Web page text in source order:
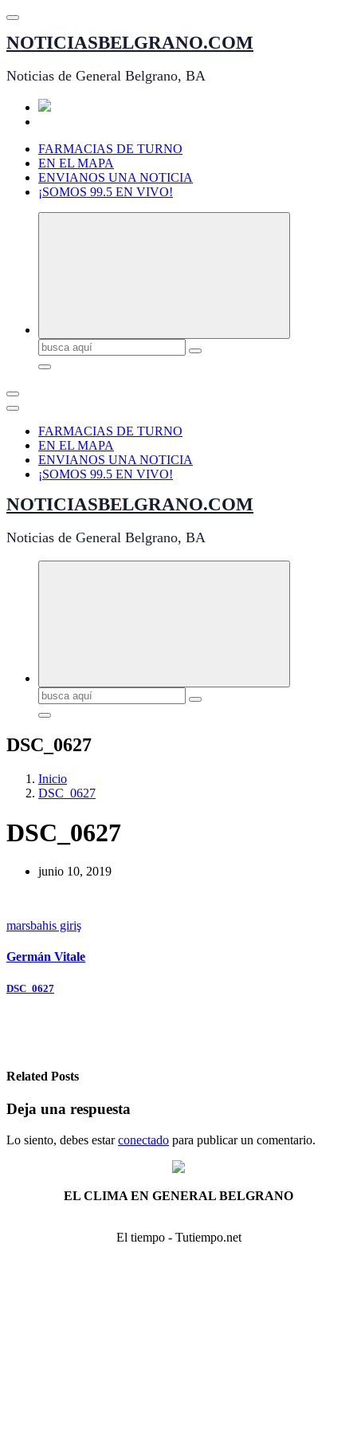
Saltar
contenido
NOTICIASBELGRANO.COM
Noticias de General Belgrano, BA
FARMACIAS DE TURNO
EN EL MAPA
ENVIANOS UNA NOTICIA
¡SOMOS 99.5 EN VIVO!
Buscar:
FARMACIAS DE TURNO
EN EL MAPA
ENVIANOS UNA NOTICIA
¡SOMOS 99.5 EN VIVO!
NOTICIASBELGRANO.COM
Noticias de General Belgrano, BA
Buscar:
DSC_0627
Inicio
DSC_0627
DSC_0627
junio 10, 2019
marsbahis giriş
Germán Vitale
Navegación
DSC_0627
Related Posts
Deja una respuesta
Lo siento, debes estarconectado para publicar un comentario.
EL CLIMA EN GENERAL BELGRANO
El tiempo - Tutiempo.net